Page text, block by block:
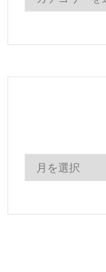
テ
リ
別
ー